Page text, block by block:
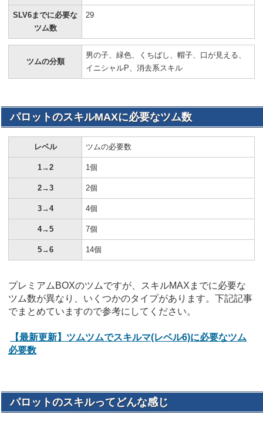
SLV6までに必要な
ツム数
29
ツムの分類
男の子、緑色、くちばし、帽子、口が見える、
イニシャルP、消去系スキル
パロットのスキルMAXに必要なツム数
レベル ツムの必要数
1→2 1個
2→3 2個
3→4 4個
4→5 7個
5→6 14個
プレミアムBOXのツムですが、スキルMAXまでに必要な
ツム数が異なり、いくつかのタイプがあります。下記記事
でまとめていますので参考にしてください。
【最新更新】ツムツムでスキルマ(レベル6)に必要なツム
必要数
パロットのスキルってどんな感じ